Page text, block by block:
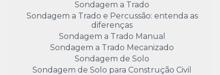
Sondagem a Trado
Sondagem a Trado e Percussão: entenda as
diferenças
Sondagem a Trado Manual
Sondagem a Trado Mecanizado
Sondagem de Solo
Sondagem de Solo para Construção Civil